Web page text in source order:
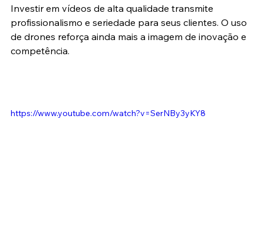
Investir em vídeos de alta qualidade transmite
profissionalismo e seriedade para seus clientes. O uso
de drones reforça ainda mais a imagem de inovação e
competência.
https://www.youtube.com/watch?v=SerNBy3yKY8